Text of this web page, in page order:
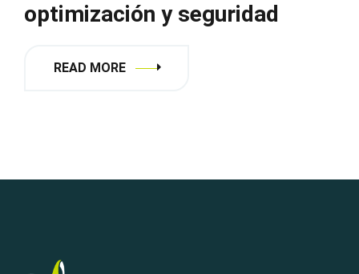
optimización y seguridad
READ MORE